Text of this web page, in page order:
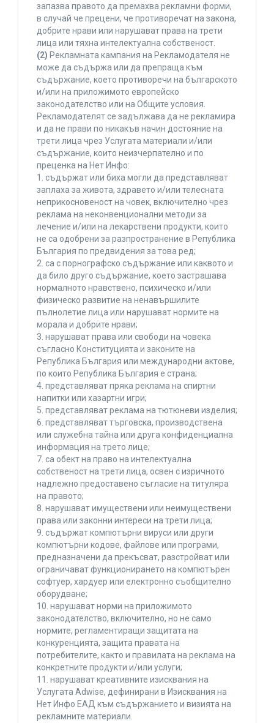
запазва правото да премахва рекламни форми,
в случай че прецени, че противоречат на закона,
добрите нрави или нарушават права на трети
лица или тяхна интелектуална собственост.
(2) Рекламната кампания на Рекламодателя не
може да съдържа или да препраща към
съдържание, което противоречи на българското
и/или на приложимото европейско
законодателство или на Общите условия.
Рекламодателят се задължава да не рекламира
и да не прави по никакъв начин достояние на
трети лица чрез Услугата материали и/или
съдържание, които неизчерпателно и по
преценка на Нет Инфо:
1. съдържат или биха могли да представляват
заплаха за живота, здравето и/или телесната
неприкосновеност на човек, включително чрез
реклама на неконвенционални методи за
лечение и/или на лекарствени продукти, които
не са одобрени за разпространение в Република
България по предвидения за това ред;
2. са с порнографско съдържание или каквото и
да било друго съдържание, което застрашава
нормалното нравствено, психическо и/или
физическо развитие на ненавършилите
пълнолетие лица или нарушават нормите на
морала и добрите нрави;
3. нарушават права или свободи на човека
съгласно Конституцията и законите на
Република България или международни актове,
по които Република България е страна;
4. представляват пряка реклама на спиртни
напитки или хазартни игри;
5. представляват реклама на тютюневи изделия;
6. представляват търговска, производствена
или служебна тайна или друга конфиденциална
информация на трето лице;
7. са обект на право на интелектуална
собственост на трети лица, освен с изричното
надлежно предоставено съгласие на титуляра
на правото;
8. нарушават имуществени или неимуществени
права или законни интереси на трети лица;
9. съдържат компютърни вируси или други
компютърни кодове, файлове или програми,
предназначени да прекъсват, разстройват или
ограничават функционирането на компютърен
софтуер, хардуер или електронно съобщително
оборудване;
10. нарушават норми на приложимото
законодателство, включително, но не само
нормите, регламентиращи защитата на
конкуренцията, защита правата на
потребителите, както и правилата на реклама на
конкретните продукти и/или услуги;
11. нарушават креативните изисквания на
Услугата Adwise, дефинирани в Изисквания на
Нет Инфо ЕАД към съдържанието и визията на
рекламните материали.